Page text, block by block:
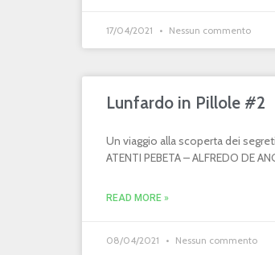
17/04/2021 Nessun commento
Lunfardo in Pillole #2
Un viaggio alla scoperta dei
ATENTI PEBETA – ALFREDO DE
READ MORE »
08/04/2021 Nessun commento